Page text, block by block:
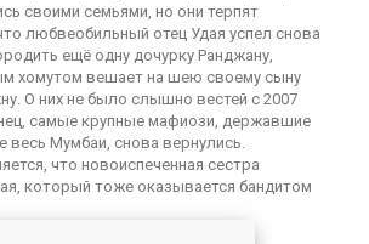
своими семьями, но они терпят
любвеобильный отец Удая успел снова
ещё одну дочурку Ранджану,
хомутом вешает на шею своему сыну
О них не было слышно вестей с 2007
самые крупные мафиози, державшие
весь Мумбаи, снова вернулись.
что новоиспеченная сестра
который тоже оказывается бандитом